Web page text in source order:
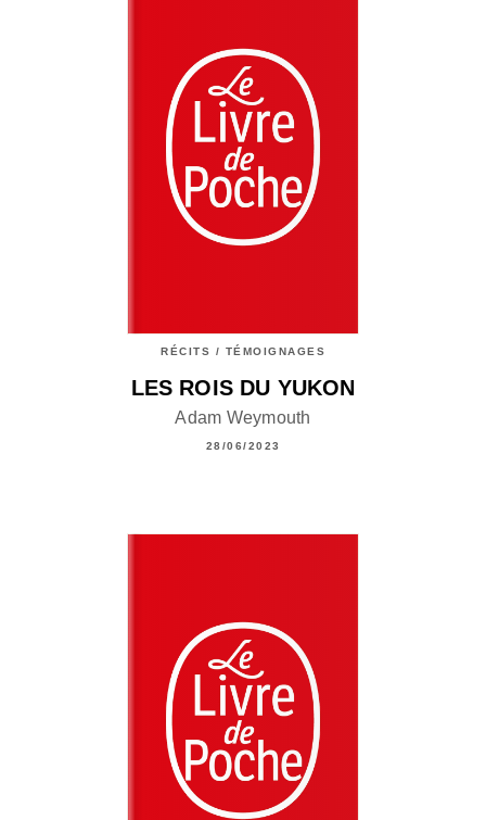
RÉCITS / TÉMOIGNAGES
LES ROIS DU YUKON
Adam Weymouth
28/06/2023